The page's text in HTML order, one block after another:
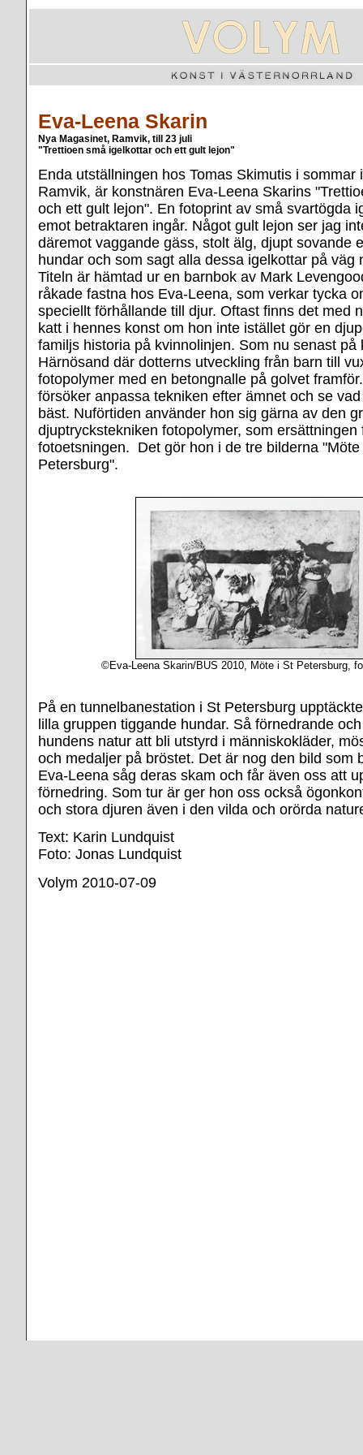
Eva-Leena Skarin
Nya Magasinet, Ramvik, till 23 juli
"Trettioen små igelkottar och ett gult lejon"
Enda utställningen hos Tomas Skimutis i sommar
Ramvik, är konstnären Eva-Leena Skarins
och ett gult lejon". En fotoprint av små svartögda
emot betraktaren ingår. Något gult lejon ser jag
däremot vaggande gäss, stolt älg, djupt sovande
hundar och som sagt alla dessa igelkottar på väg
Titeln är hämtad ur en barnbok av Mark
råkade fastna hos Eva-Leena, som verkar tycka
speciellt förhållande till djur. Oftast finns det med
katt i hennes konst om hon inte istället gör en
familjs historia på kvinnolinjen. Som nu senast på
Härnösand där dotterns utveckling från barn till
fotopolymer med en betongnalle på golvet
försöker anpassa tekniken efter ämnet och se
bäst. Nuförtiden använder hon sig gärna av den
djuptryckstekniken fotopolymer, som ersättningen
fotoetsningen. Det gör hon i de tre bilderna "Möte
Petersburg".
©Eva-Leena Skarin/BUS 2010, Möte i St Petersburg,
På en tunnelbanestation i St Petersburg
lilla gruppen tiggande hundar. Så förnedrande
hundens natur att bli utstyrd i människokläder,
och medaljer på bröstet. Det är nog den bild som
Eva-Leena såg deras skam och får även oss att
förnedring. Som tur är ger hon oss också
och stora djuren även i den vilda och orörda
Text: Karin Lundquist
Foto: Jonas Lundquist
Volym 2010-07-09